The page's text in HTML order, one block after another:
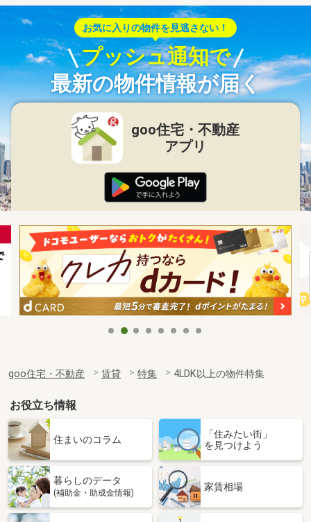
お気に入りの物件を見逃さない！
プッシュ通知で
最新の物件情報が届く
goo住宅・不動産
アプリ
goo住宅・不動産 賃貸 特集 4LDK以上の物件特集
お役立ち情報
住まいのコラム
「住みたい街」
を見つけよう
暮らしのデータ
(補助金・助成金情報)
家賃相場